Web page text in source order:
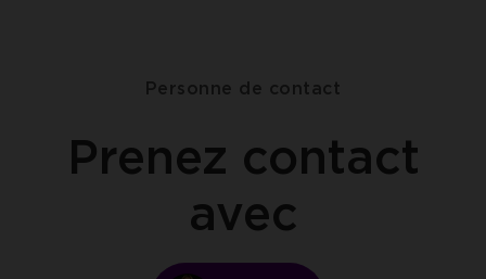
Personne de contact
Prenez contact
avec